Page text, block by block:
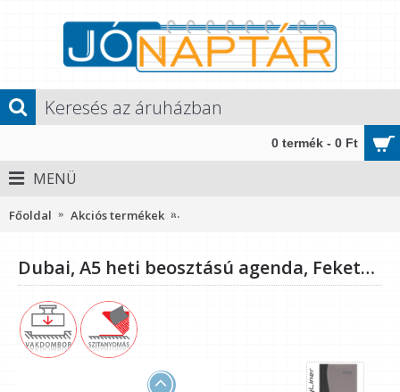
0 termék - 0 Ft
MENÜ
Főoldal Akciós termékek
Dubai, A5 heti beosztású agenda, Fekete-Szürke